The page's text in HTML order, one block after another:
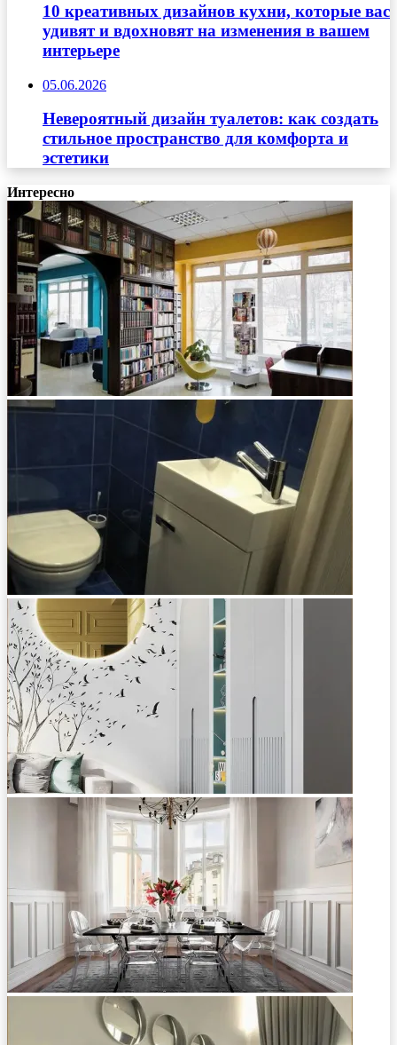
10 креативных дизайнов кухни, которые вас
удивят и вдохновят на изменения в вашем
интерьере
05.06.2026
Невероятный дизайн туалетов: как создать
стильное пространство для комфорта и
эстетики
Интересно